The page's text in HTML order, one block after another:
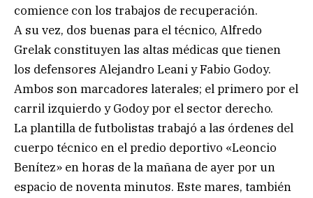
comience con los trabajos de recuperación.
A su vez, dos buenas para el técnico, Alfredo
Grelak constituyen las altas médicas que tienen
los defensores Alejandro Leani y Fabio Godoy.
Ambos son marcadores laterales; el primero por el
carril izquierdo y Godoy por el sector derecho.
La plantilla de futbolistas trabajó a las órdenes del
cuerpo técnico en el predio deportivo «Leoncio
Benítez» en horas de la mañana de ayer por un
espacio de noventa minutos. Este mares, también